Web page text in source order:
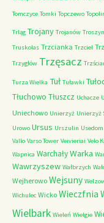
Tomczyce Tomki Topczewo
Trląg Trojany Trojanów Troszyn
Truskolas Trzcianka Trzciel
Trzygłów Trzęsacz
Turza Wielka Tuł Tuławki
Tłuchowo Tłuszcz Uchacze
Uniechowo Unierzyż Unierzyż
Urowo Ursus Urszulin Usedom
Vallo Varso Tower Veivieriai Velo
Wapnica WarchałyWarka
Wawrzyszew Wałbrzych
Wejherowo Wejsuny
Wichulec Wicko Wieczfnia
Wielbark Wieleń Wielgie